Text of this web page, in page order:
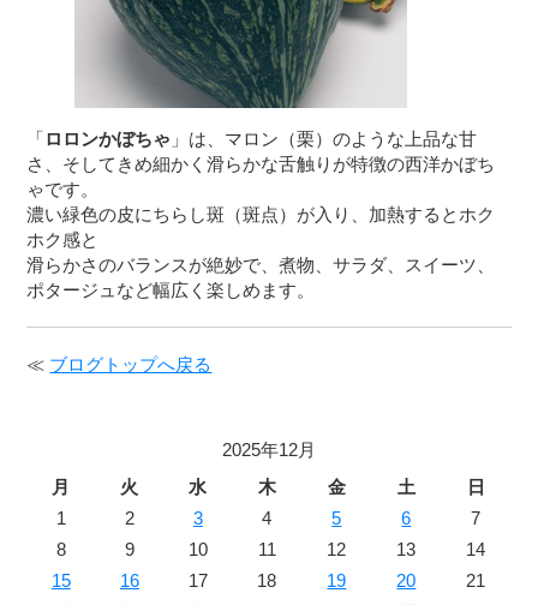
「ロロンかぼちゃ 」は、マロン（栗）のような上品な甘
さ、そしてきめ細かく滑らかな舌触りが特徴の西洋かぼち
ゃです。
濃い緑色の皮にちらし斑（斑点）が入り、加熱するとホク
ホク感と
滑らかさのバランスが絶妙で、煮物、サラダ、スイーツ、
ポタージュなど幅広く楽しめます。
≪ ブログトップへ戻る
2025年12月
月
火 水 木 金 土
日
1
2 3 4 5 6
7
8
9 10 11 12 13
14
15
16 17 18 19 20
21